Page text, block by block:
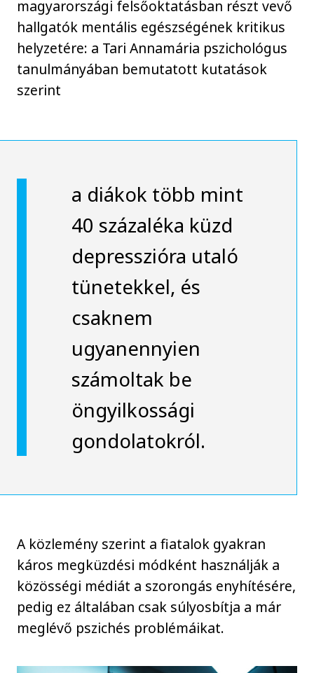
magyarországi felsőoktatásban részt vevő
hallgatók mentális egészségének kritikus
helyzetére: a Tari Annamária pszichológus
tanulmányában bemutatott kutatások
szerint
a diákok több mint
40 százaléka küzd
depresszióra utaló
tünetekkel, és
csaknem
ugyanennyien
számoltak be
öngyilkossági
gondolatokról.
A közlemény szerint a fiatalok gyakran
káros megküzdési módként használják a
közösségi médiát a szorongás enyhítésére,
pedig ez általában csak súlyosbítja a már
meglévő pszichés problémáikat.